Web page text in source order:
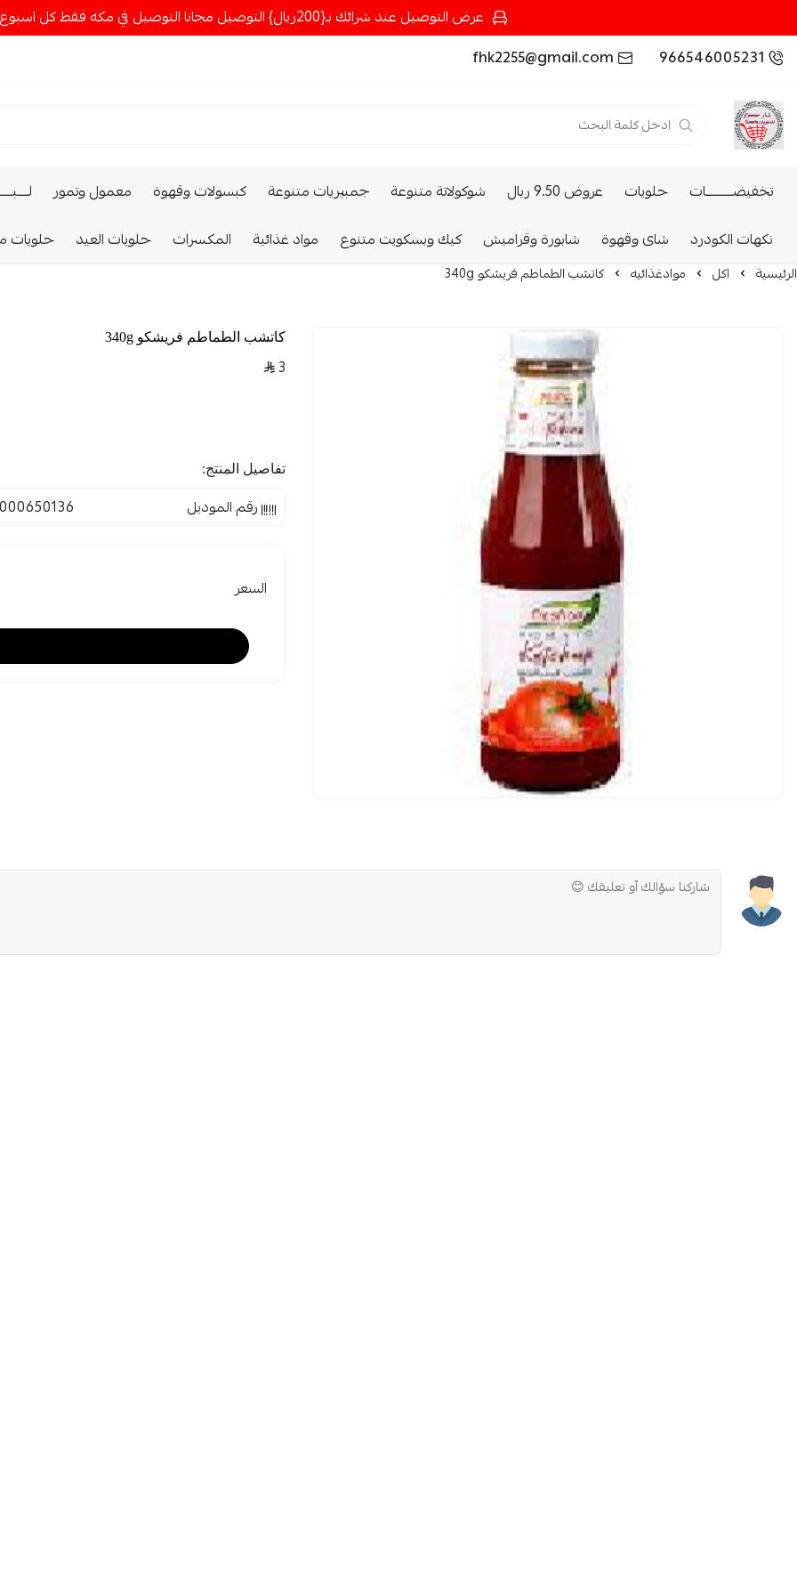
عرض التوصيل عند شرائك بـ{200ريال} التوصيل مجانا التوصيل في مكه فقط كل اسبوع اصناف جديدة
966546005231
fhk2255@gmail.com
تخفيضــــــــــات حلويات عروض 9.50 ريال شوكولاتة متنوعة جمبيريات متنوعة كبسولات وقهوة معمول وتمور
نكهات الكودرد
شاى وقهوة شابورة وقراميش كيك وبسكويت متنوع مواد غذائية المكسرات حلويات العيد حلويات
الرئيسية اكل موادغذائيه كاتشب الطماطم فريشكو 340g
كاتشب الطماطم فريشكو 340g
3
تفاصيل المنتج:
رقم الموديل
السعر